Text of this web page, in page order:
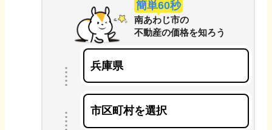
簡単60秒
南あわじ市の
不動産の価格を知ろう